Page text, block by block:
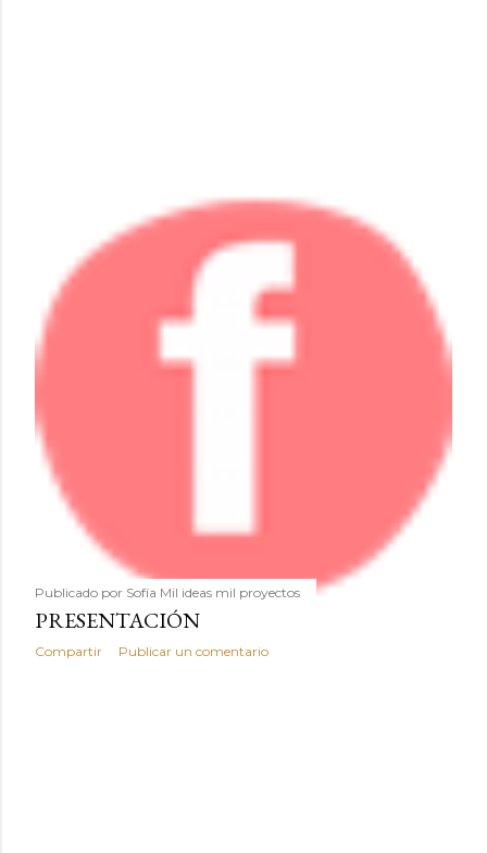
Publicado por Sofía Mil ideas mil proyectos
PRESENTACIÓN
Compartir Publicar un comentario